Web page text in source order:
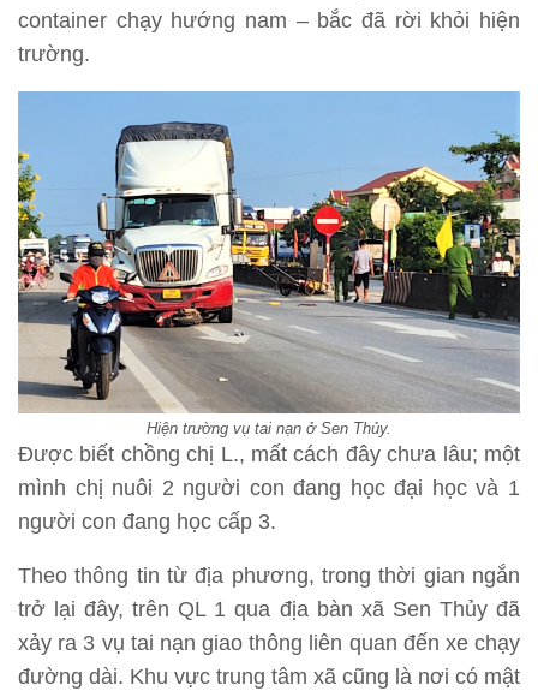
container chạy hướng nam – bắc đã rời khỏi hiện
trường.
Hiện trường vụ tai nạn ở Sen Thủy.
Được biết chồng chị L., mất cách đây chưa lâu; một
mình chị nuôi 2 người con đang học đại học và 1
người con đang học cấp 3.
Theo thông tin từ địa phương, trong thời gian ngắn
trở lại đây, trên QL 1 qua địa bàn xã Sen Thủy đã
xảy ra 3 vụ tai nạn giao thông liên quan đến xe chạy
đường dài. Khu vực trung tâm xã cũng là nơi có mật